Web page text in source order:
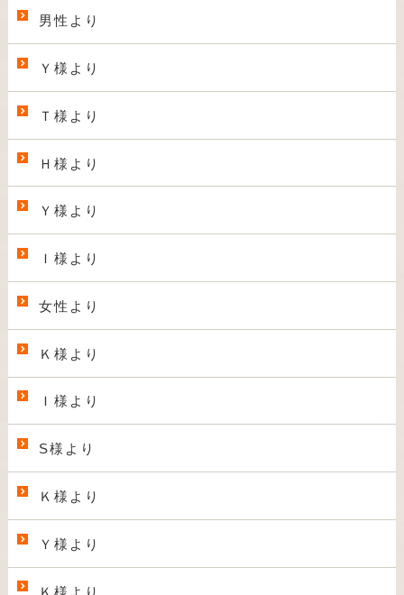
男性より
Ｙ様より
Ｔ様より
Ｈ様より
Ｙ様より
Ｉ様より
女性より
Ｋ様より
Ｉ様より
S様より
Ｋ様より
Ｙ様より
Ｋ様より